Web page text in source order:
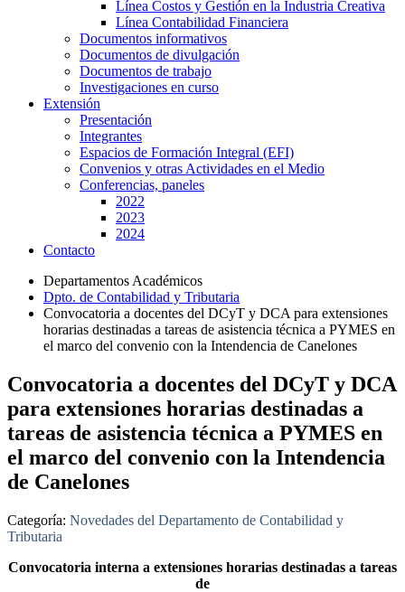
Línea Costos y Gestión en la Industria Creativa
Línea Contabilidad Financiera
Documentos informativos
Documentos de divulgación
Documentos de trabajo
Investigaciones en curso
Extensión
Presentación
Integrantes
Espacios de Formación Integral (EFI)
Convenios y otras Actividades en el Medio
Conferencias, paneles
2022
2023
2024
Contacto
Departamentos Académicos
Dpto. de Contabilidad y Tributaria
Convocatoria a docentes del DCyT y DCA para extensiones
horarias destinadas a tareas de asistencia técnica a PYMES en
el marco del convenio con la Intendencia de Canelones
Convocatoria a docentes del DCyT y DCA
para extensiones horarias destinadas a
tareas de asistencia técnica a PYMES en
el marco del convenio con la Intendencia
de Canelones
Categoría: Novedades del Departamento de Contabilidad y
Tributaria
Convocatoria interna a extensiones horarias destinadas a tareas
de